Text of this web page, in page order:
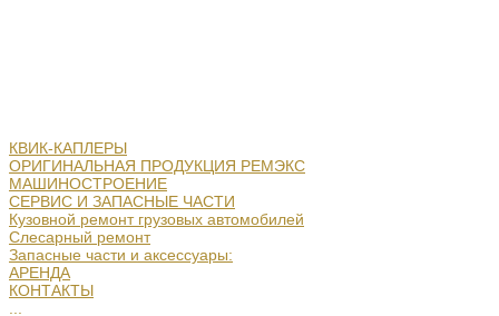
КВИК-КАПЛЕРЫ
ОРИГИНАЛЬНАЯ ПРОДУКЦИЯ РЕМЭКС
МАШИНОСТРОЕНИЕ
СЕРВИС И ЗАПАСНЫЕ ЧАСТИ
Кузовной ремонт грузовых автомобилей
Слесарный ремонт
Запасные части и аксессуары:
АРЕНДА
КОНТАКТЫ